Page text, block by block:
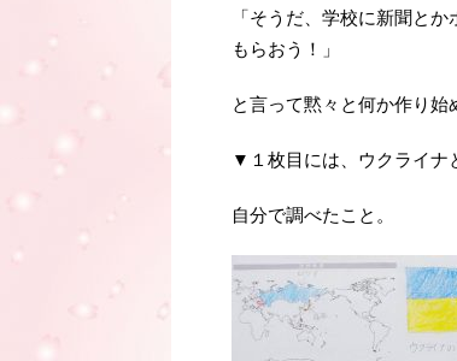
「そうだ、学校に新聞と
もらおう！」
と言って黙々と何か作り始
▼１枚目には、ウクライナ
自分で調べたこと。